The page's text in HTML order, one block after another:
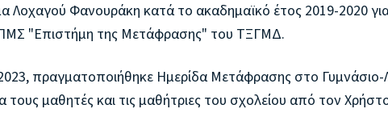
Λοχαγού Φανουράκη κατά το ακαδημαϊκό έτος 2019-2020
"Επιστήμη της Μετάφρασης" του ΤΞΓΜΔ.
πραγματοποιήθηκε Ημερίδα Μετάφρασης στο Γυμνάσιο-
μαθητές και τις μαθήτριες του σχολείου από τον